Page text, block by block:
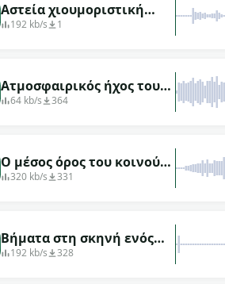
Αστεία χιουμοριστική
σκηνή στο θέατρο
192 kb/s 1
Ατμοσφαιρικός ήχος του
πλήθους στο ρωσικό
64 kb/s 364
Ο μέσος όρος του κοινού
στο θέατρο.
320 kb/s 331
Βήματα στη σκηνή ενός
άδειου θεάτρου
192 kb/s 328